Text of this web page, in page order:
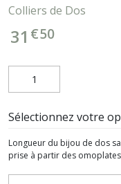
Colliers de Dos
31 €50
Sélectionnez votre
Longueur du bijou de dos
prise à partir des